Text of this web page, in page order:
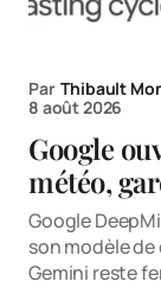
Par Thibault
8 août 2026
Google
météo,
Google
son modèle
Gemini reste